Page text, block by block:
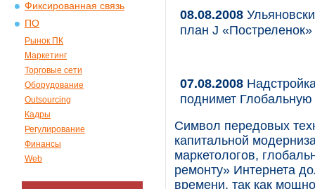
Фиксированная связь
ПО
Рынок ПК
Маркетинг
Торговые сети
Оборудование
Outsourcing
Кадры
Регулирование
Финансы
Web
08.08.2008
план J «Постреленок»
07.08.2008
поднимет Глобальную
Символ передовых
капитальной
маркетологов,
ремонту» Интернета
времени, так как